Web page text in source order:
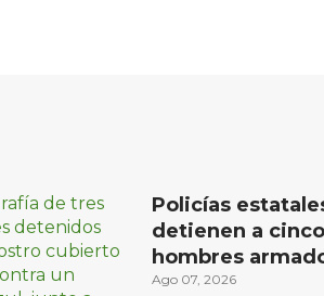
Policías
detienen a cinco
hombres
en Puebla capital
Ago 07, 2026